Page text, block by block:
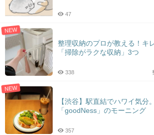
47
NEW
整理収納のプロが教える！キ
「掃除がラクな収納」3つ
338
NEW
【渋谷】駅直結でハワイ気分
「goodNess」のモーニング
357